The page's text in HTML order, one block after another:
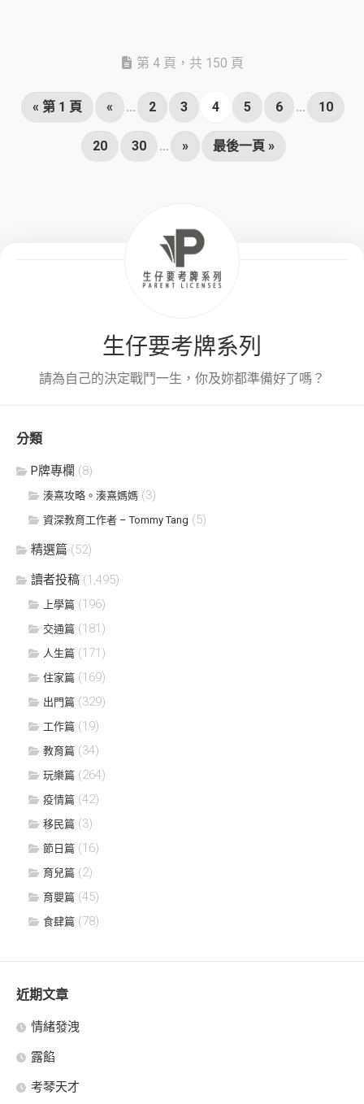
第 4 頁，共 150 頁
« 第 1 頁 « ... 2 3 4 5 6 ... 10
20 30 ... » 最後一頁 »
生仔要考牌系列
請為自己的決定戰鬥一生，你及妳都準備好了嗎？
分類
P牌專欄 (8)
湊熹攻略。湊熹媽媽 (3)
資深教育工作者 – Tommy Tang (5)
精選篇 (52)
讀者投稿 (1,495)
上學篇 (196)
交通篇 (181)
人生篇 (171)
住家篇 (169)
出門篇 (329)
工作篇 (19)
教育篇 (34)
玩樂篇 (264)
疫情篇 (42)
移民篇 (3)
節日篇 (16)
育兒篇 (2)
育嬰篇 (45)
食肆篇 (78)
近期文章
情緒發洩
露餡
考琴天才